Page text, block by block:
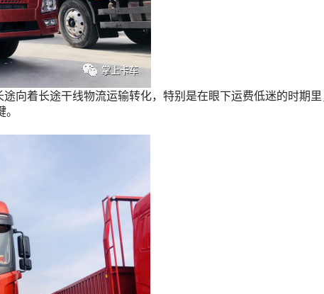
向着长途干线物流运输转化，特别是在眼下运费低迷的时期